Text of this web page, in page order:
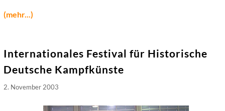
(mehr...)
Internationales Festival für Historische
Deutsche Kampfkünste
2. November 2003